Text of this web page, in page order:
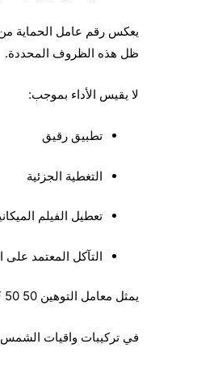
ظل هذه الظروف المحددة.
لا يقيس الأداء بموجب:
تطبيق رقيق
التغطية الجزئية
تعطيل الفيلم
التآكل المعتمد على
يمثل معامل التوهين 50 SPF 50 قدرة التوهين في ظل بنية الفيلم المثالية. ولا يمثل المتانة في ظل التباين السلوكي.
في تركيبات واقيات الشمس